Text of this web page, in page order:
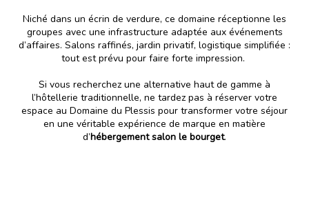
Niché dans un écrin de verdure, ce domaine réceptionne les
groupes avec une infrastructure adaptée aux événements
d’affaires. Salons raffinés, jardin privatif, logistique simplifiée :
tout est prévu pour faire forte impression.
Si vous recherchez une alternative haut de gamme à
l’hôtellerie traditionnelle, ne tardez pas à réserver votre
espace au Domaine du Plessis pour transformer votre séjour
en une véritable expérience de marque en matière
d’hébergement salon le bourget.